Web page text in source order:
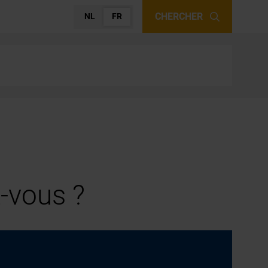
NL FR CHERCHER
?